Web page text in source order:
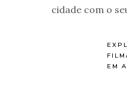
cidade com o
EM